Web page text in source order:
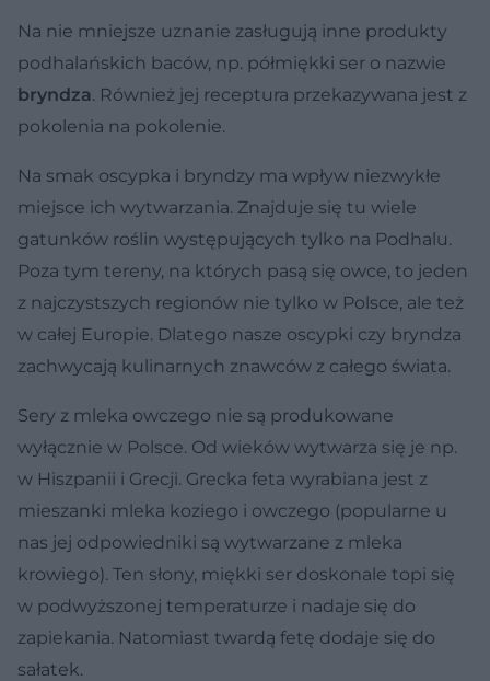
Na nie mniejsze uznanie zasługują inne produkty
podhalańskich baców, np. półmiękki ser o nazwie
bryndza. Również jej receptura przekazywana jest z
pokolenia na pokolenie.
Na smak oscypka i bryndzy ma wpływ niezwykłe
miejsce ich wytwarzania. Znajduje się tu wiele
gatunków roślin występujących tylko na Podhalu.
Poza tym tereny, na których pasą się owce, to jeden
z najczystszych regionów nie tylko w Polsce, ale też
w całej Europie. Dlatego nasze oscypki czy bryndza
zachwycają kulinarnych znawców z całego świata.
Sery z mleka owczego nie są produkowane
wyłącznie w Polsce. Od wieków wytwarza się je np.
w Hiszpanii i Grecji. Grecka feta wyrabiana jest z
mieszanki mleka koziego i owczego (popularne u
nas jej odpowiedniki są wytwarzane z mleka
krowiego). Ten słony, miękki ser doskonale topi się
w podwyższonej temperaturze i nadaje się do
zapiekania. Natomiast twardą fetę dodaje się do
sałatek.